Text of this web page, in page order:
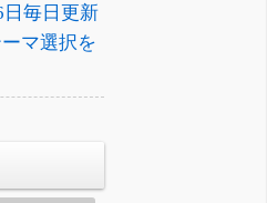
日毎日更新
マ選択を